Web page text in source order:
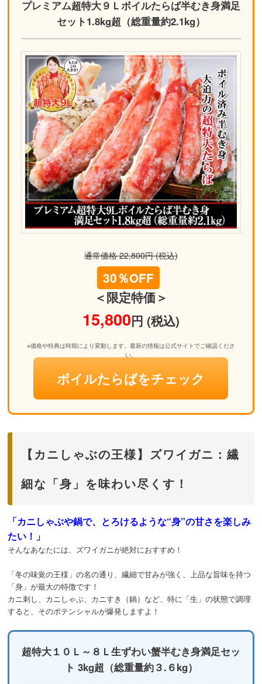
プレミアム超特大９Ｌボイルたらば半むき身満足
セット1.8kg超（総重量約2.1kg）
通常価格 22,800円 (税込)
30％OFF
＜限定特価＞
15,800円 (税込)
※価格や特典は時期により変動します。最新の情報は公式サイトでご確認くださ
い。
ボイルたらばをチェック
【カニしゃぶの王様】ズワイガニ：繊
細な「身」を味わい尽くす！
「カニしゃぶや鍋で、とろけるような“身”の甘さを楽しみ
たい！」
そんなあなたには、ズワイガニが絶対におすすめ！
「冬の味覚の王様」の名の通り、繊細で甘みが強く、上品な旨味を持つ
「身」が最大の特徴です！
カニ刺し、カニしゃぶ、カニすき（鍋）など、特に「生」の状態で調理
すると、そのポテンシャルが爆発しますよ！
超特大１０Ｌ～８Ｌ生ずわい蟹半むき身満足セッ
ト 3kg超（総重量約３.６kg）